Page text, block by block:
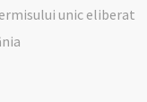
unic eliberat